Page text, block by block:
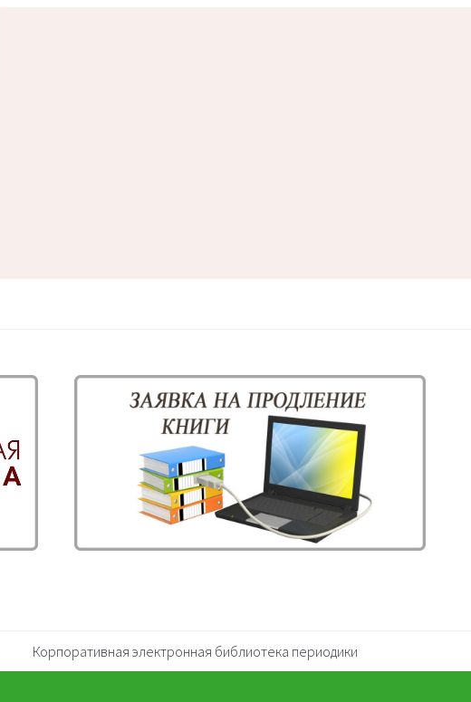
Корпоративная электронная библиотека периодики